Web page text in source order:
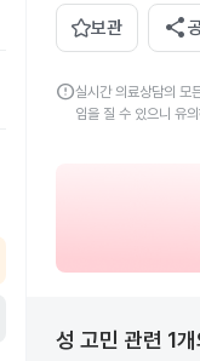
보관 share
error실시간 의료상담의 모
임을 질 수 있으니 유
성 고민 관련 1